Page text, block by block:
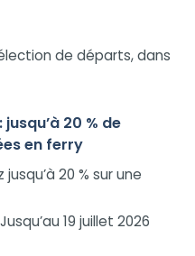
de départs, dans
20 % de
en ferry
jusqu’à 20 % sur une
19 juillet 2026